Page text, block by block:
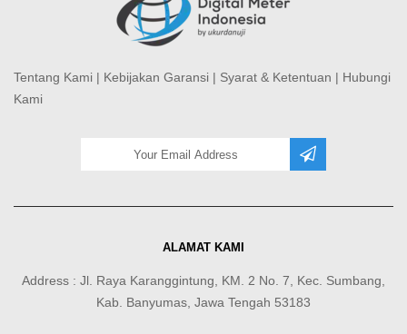
Tentang Kami | Kebijakan Garansi | Syarat & Ketentuan | Hubungi
Kami
ALAMAT KAMI
Address : Jl. Raya Karanggintung, KM. 2 No. 7, Kec. Sumbang,
Kab. Banyumas, Jawa Tengah 53183